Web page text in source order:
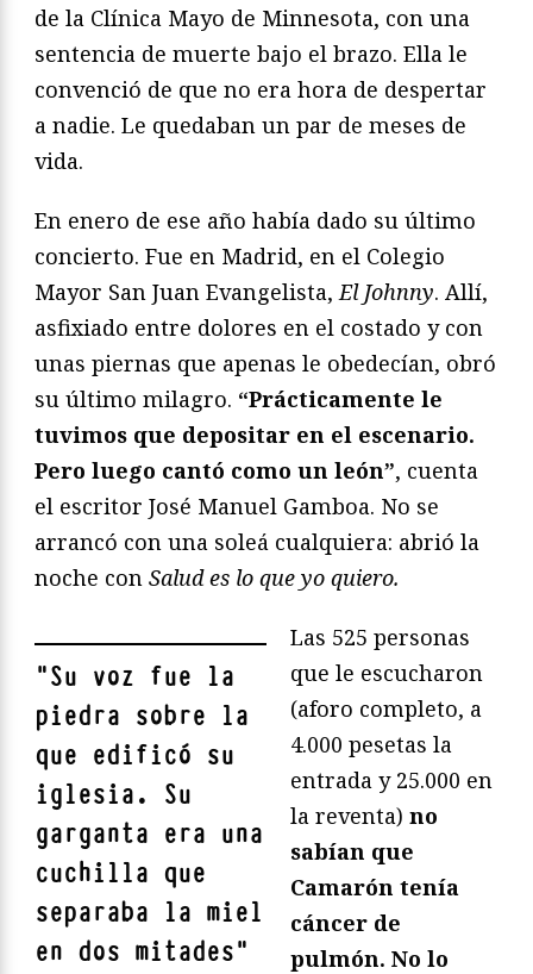
de la Clínica Mayo de Minnesota, con una
sentencia de muerte bajo el brazo. Ella le
convenció de que no era hora de despertar
a nadie. Le quedaban un par de meses de
vida.
En enero de ese año había dado su último
concierto. Fue en Madrid, en el Colegio
Mayor San Juan Evangelista, El Johnny. Allí,
asfixiado entre dolores en el costado y con
unas piernas que apenas le obedecían, obró
su último milagro. “Prácticamente le
tuvimos que depositar en el escenario.
Pero luego cantó como un león”, cuenta
el escritor José Manuel Gamboa. No se
arrancó con una soleá cualquiera: abrió la
noche con Salud es lo que yo quiero.
"Su voz fue la
piedra sobre la
que edificó su
iglesia. Su
garganta era una
cuchilla que
separaba la miel
en dos mitades"
Las 525 personas
que le escucharon
(aforo completo, a
4.000 pesetas la
entrada y 25.000 en
la reventa) no
sabían que
Camarón tenía
cáncer de
pulmón. No lo